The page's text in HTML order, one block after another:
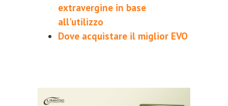
extravergine in base
all'utilizzo
Dove acquistare il miglior EVO